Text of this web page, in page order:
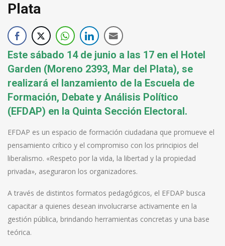
Plata
Este sábado 14 de junio a las 17 en el Hotel
Garden (Moreno 2393, Mar del Plata), se
realizará el lanzamiento de la Escuela de
Formación, Debate y Análisis Político
(EFDAP) en la Quinta Sección Electoral.
EFDAP es un espacio de formación ciudadana que promueve el
pensamiento crítico y el compromiso con los principios del
liberalismo. «Respeto por la vida, la libertad y la propiedad
privada», aseguraron los organizadores.
A través de distintos formatos pedagógicos, el EFDAP busca
capacitar a quienes desean involucrarse activamente en la
gestión pública, brindando herramientas concretas y una base
teórica.